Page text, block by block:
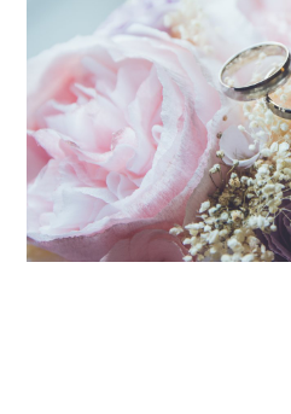
cette
tendance
est
de
rendre
le
mariage
exclusif
pour